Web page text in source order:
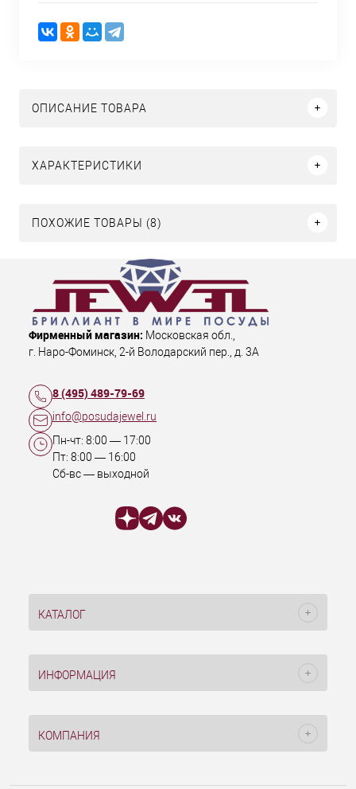
ОПИСАНИЕ ТОВАРА
ХАРАКТЕРИСТИКИ
ПОХОЖИЕ ТОВАРЫ (8)
Фирменный магазин: Московская обл.,
г. Наро-Фоминск, 2-й Володарский пер., д. 3А
8 (495) 489-79-69
info@posudajewel.ru
Пн-чт: 8:00 — 17:00
Пт: 8:00 — 16:00
Сб-вс — выходной
КАТАЛОГ
ИНФОРМАЦИЯ
КОМПАНИЯ